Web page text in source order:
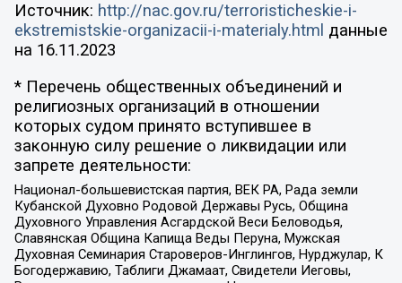
Источник: http://nac.gov.ru/terroristicheskie-i-
ekstremistskie-organizacii-i-materialy.html данные
на 16.11.2023
* Перечень общественных объединений и
религиозных организаций в отношении
которых судом принято вступившее в
законную силу решение о ликвидации или
запрете деятельности:
Национал-большевистская партия, ВЕК РА, Рада земли
Кубанской Духовно Родовой Державы Русь, Община
Духовного Управления Асгардской Веси Беловодья,
Славянская Община Капища Веды Перуна, Мужская
Духовная Семинария Староверов-Инглингов, Нурджулар, К
Богодержавию, Таблиги Джамаат, Свидетели Иеговы,